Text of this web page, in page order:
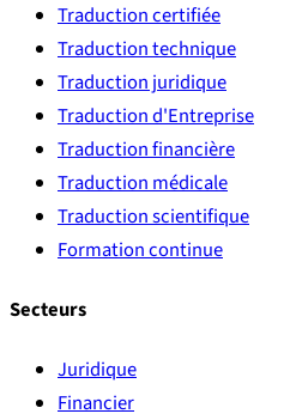
Traduction certifiée
Traduction technique
Traduction juridique
Traduction d'Entreprise
Traduction financière
Traduction médicale
Traduction scientifique
Formation continue
Secteurs
Juridique
Financier